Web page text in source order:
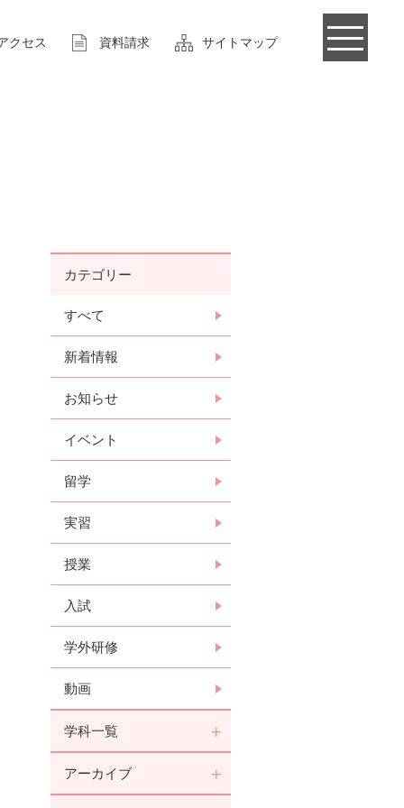
クセス 資料請求 サイトマップ
カテゴリー
すべて
新着情報
お知らせ
イベント
留学
実習
授業
入試
学外研修
動画
学科一覧
アーカイブ